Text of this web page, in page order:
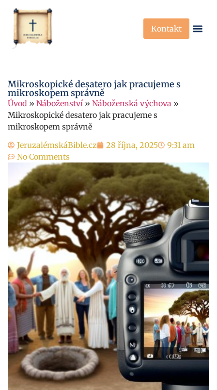
Kontakt
Mikroskopické desatero jak pracujeme s
mikroskopem správně
Úvod » Náboženství » Náboženská výchova »
Mikroskopické desatero jak pracujeme s
mikroskopem správně
JeruzalémskáBible.cz
28 října, 2025
9:31 am
No Comments